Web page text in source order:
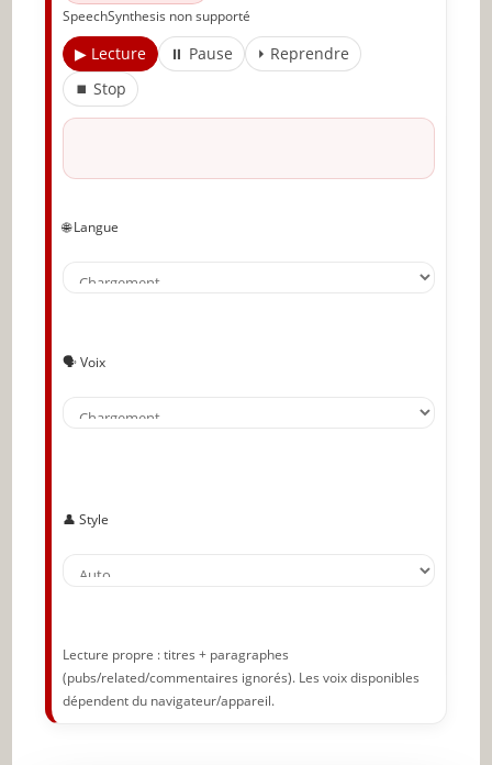
Articles recommandés
Partager l'amour
SpeechSynthesis non supporté
▶ Lecture ⏸ Pause
⏵ Reprendre
⏹ Stop
🌐 Langue
🗣️ Voix
👤 Style
Lecture propre : titres + paragraphes
(pubs/related/commentaires ignorés). Les voix disponibles
dépendent du navigateur/appareil.